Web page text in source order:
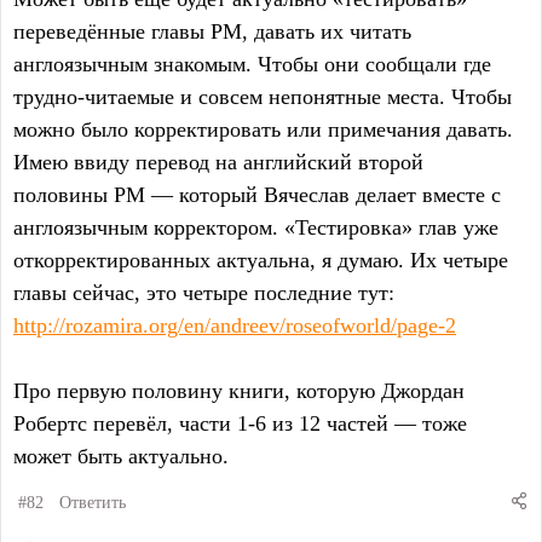
переведённые главы РМ, давать их читать
англоязычным знакомым. Чтобы они сообщали где
трудно-читаемые и совсем непонятные места. Чтобы
можно было корректировать или примечания давать.
Имею ввиду перевод на английский второй
половины РМ — который Вячеслав делает вместе с
англоязычным корректором. «Тестировка» глав уже
откорректированных актуальна, я думаю. Их четыре
главы сейчас, это четыре последние тут:
http://rozamira.org/en/andreev/roseofworld/page-2
Про первую половину книги, которую Джордан
Робертс перевёл, части 1-6 из 12 частей — тоже
может быть актуально.
#82 Ответить